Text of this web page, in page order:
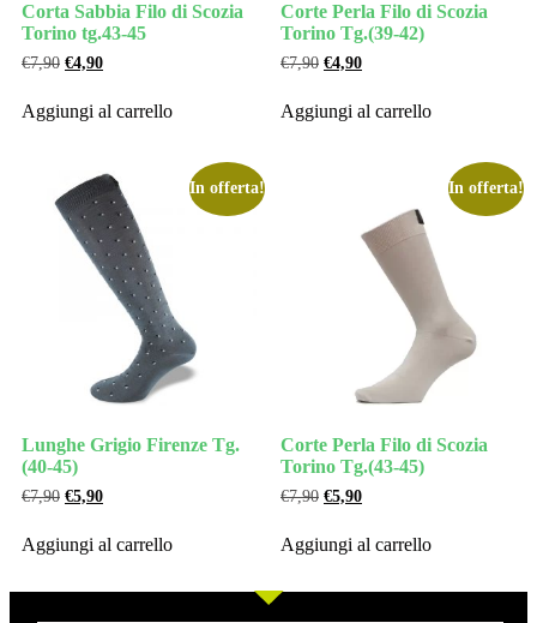
Corta Sabbia Filo di Scozia
Torino tg.43-45
€7,90 €4,90
Aggiungi al carrello
Corte Perla Filo di Scozia
Torino Tg.(39-42)
€7,90 €4,90
Aggiungi al carrello
In offerta!
Lunghe Grigio Firenze Tg.
(40-45)
€7,90 €5,90
Aggiungi al carrello
In offerta!
Corte Perla Filo di Scozia
Torino Tg.(43-45)
€7,90 €5,90
Aggiungi al carrello